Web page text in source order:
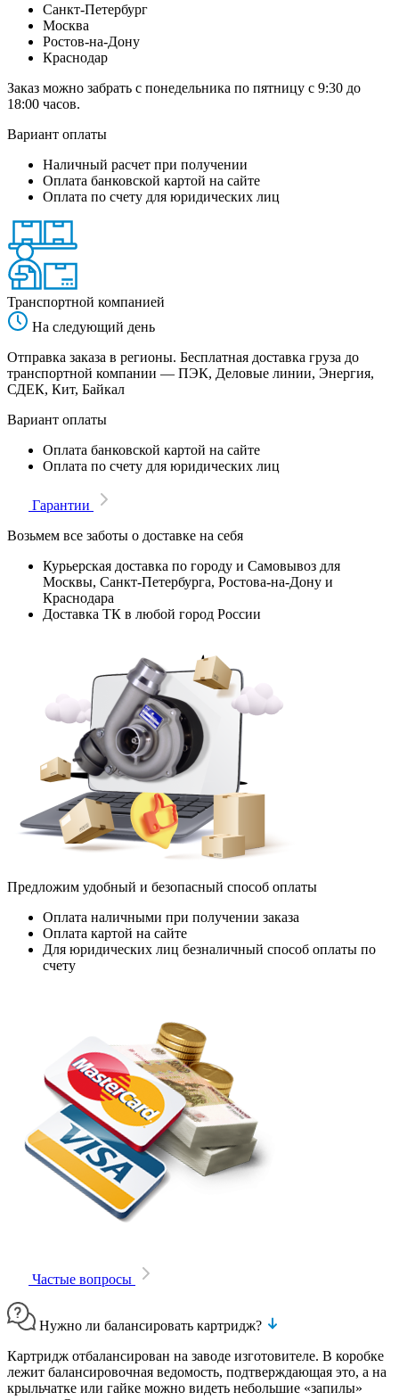
Санкт-Петербург
Москва
Ростов-на-Дону
Краснодар
Заказ можно забрать с понедельника по пятницу с 9:30 до
18:00 часов.
Вариант оплаты
Наличный расчет при получении
Оплата банковской картой на сайте
Оплата по счету для юридических лиц
Транспортной компанией
На следующий день
Отправка заказа в регионы. Бесплатная доставка груза до
транспортной компании — ПЭК, Деловые линии, Энергия,
СДЕК, Кит, Байкал
Вариант оплаты
Оплата банковской картой на сайте
Оплата по счету для юридических лиц
Гарантии
Возьмем все заботы о доставке на себя
Курьерская доставка по городу и Самовывоз для
Москвы, Санкт-Петербурга, Ростова-на-Дону и
Краснодара
Доставка ТК в любой город России
Предложим удобный и безопасный способ оплаты
Оплата наличными при получении заказа
Оплата картой на сайте
Для юридических лиц безналичный способ оплаты по
счету
Частые вопросы
Нужно ли балансировать картридж?
Картридж отбалансирован на заводе изготовителе. В коробке
лежит балансировочная ведомость, подтверждающая это, а на
крыльчатке или гайке можно видеть небольшие «запилы»